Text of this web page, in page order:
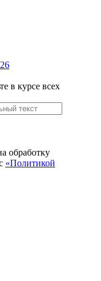
в курсе всех
обработку
«Политикой